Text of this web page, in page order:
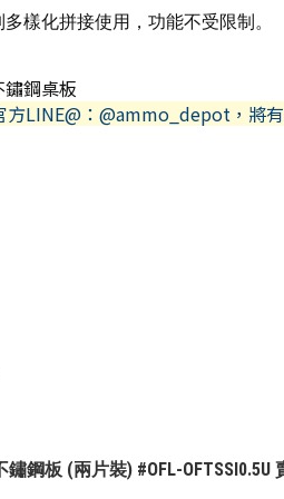
樣化拼接使用，功能不受限制。
鋼桌板
方LINE@：@ammo_depot，將
鋼板 (兩片裝) #OFL-